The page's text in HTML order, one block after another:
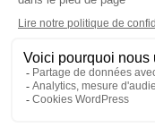
Les cookies
Gestion des cookies
Crédit